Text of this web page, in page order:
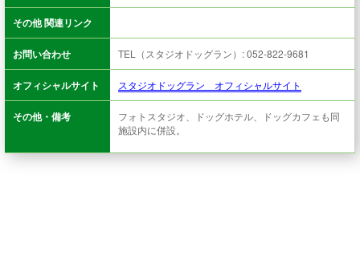
その他 関連リンク
お問い合わせ TEL（スタジオドッグラン）: 052-822-9681
オフィシャルサイト スタジオドッグラン オフィシャルサイト
その他・備考
フォトスタジオ、ドッグホテル、ドッグカフェも同
施設内に併設。